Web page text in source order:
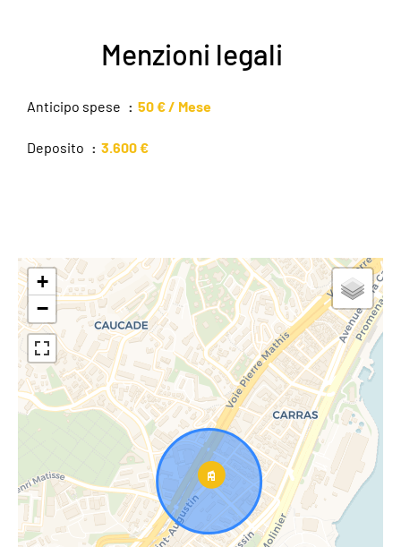
Menzioni legali
Anticipo spese 50 € / Mese
Deposito 3.600 €
+
−